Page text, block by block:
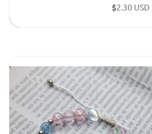
$2.30 USD
Collares de perlas imitación
el precio es de cada una )